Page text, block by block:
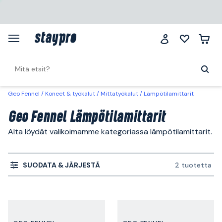
Geo Fennel Koneet & työkalut Mittatyökalut Lämpötilamittarit
Geo Fennel Lämpötilamittarit
Alta löydät valikoimamme kategoriassa lämpötilamittarit.
SUODATA & JÄRJESTÄ 2 tuotetta